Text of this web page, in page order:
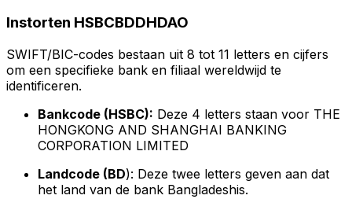
Instorten HSBCBDDHDAO
SWIFT/BIC-codes bestaan uit 8 tot 11 letters en cijfers
om een specifieke bank en filiaal wereldwijd te
identificeren.
Bankcode (HSBC): Deze 4 letters staan voor THE
HONGKONG AND SHANGHAI BANKING
CORPORATION LIMITED
Landcode (BD): Deze twee letters geven aan dat
het land van de bank Bangladeshis.